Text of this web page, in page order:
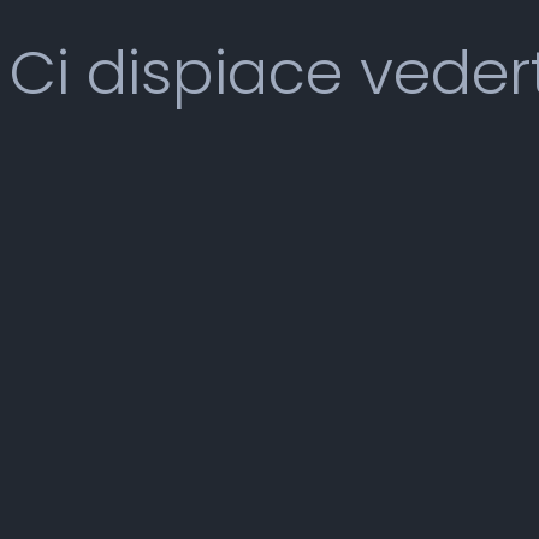
Ci dispiace